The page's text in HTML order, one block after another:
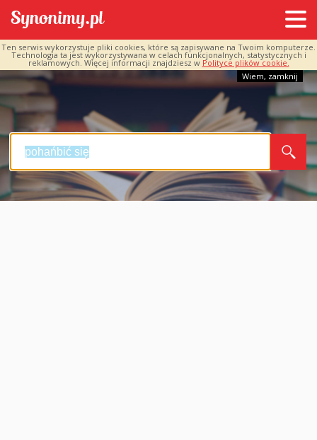
Ten serwis wykorzystuje pliki cookies, które są zapisywane na Twoim komputerze.
Technologia ta jest wykorzystywana w celach funkcjonalnych, statystycznych i
reklamowych. Więcej informacji znajdziesz w Polityce plików cookie.
Wiem, zamknij